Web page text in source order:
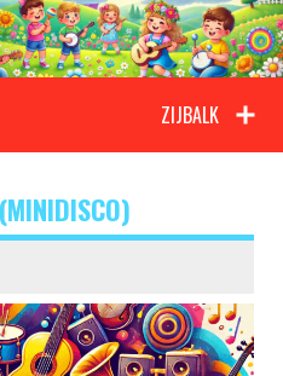
Kinderliedjes
ZIJBALK